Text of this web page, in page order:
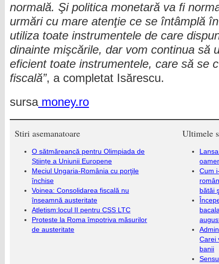
normală. Şi politica monetară va fi
urmări cu mare atenţie ce se întâmplă
utiliza toate instrumentele de care
dinainte mişcările, dar vom continua să
eficient toate instrumentele, care să se
fiscală”, a completat Isărescu.
sursamoney.ro
Stiri asemanatoare
O sătmăreancă pentru Olimpiada de
Științe a Uniunii Europene
Meciul Ungaria-România cu porţile
închise
Voinea: Consolidarea fiscală nu
înseamnă austeritate
Atletism:locul II pentru CSS LTC
Proteste la Roma împotriva măsurilor
de austeritate
Ultimele
Cum
bătăi
Carei
banii